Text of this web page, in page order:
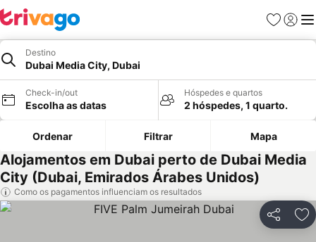
Favoritos
Iniciar
Destino
Dubai Media City, Dubai
Check-in/out
Escolha as datas
Hóspedes e quartos
2 hóspedes, 1 quarto.
Ordenar Filtrar Mapa
Alojamentos em Dubai perto de Dubai Media
City (Dubai, Emirados Árabes Unidos)
Como os pagamentos influenciam os resultados
Partilhar